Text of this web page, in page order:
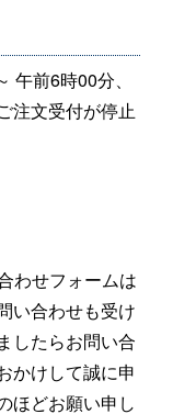
午前6時00分、
注文受付が停止
わせフォームは
い合わせも受け
したらお問い合
かけして誠に申
ほどお願い申し